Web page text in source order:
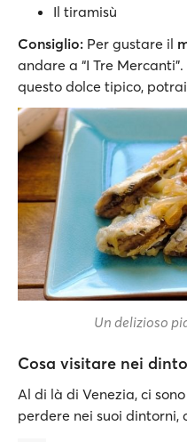
Il tiramisù
Consiglio: Per gustare il
andare a “I Tre
questo dolce tipico,
Un delizioso
Cosa visitare nei
Al di là di Venezia, ci
perdere nei suoi dintorni,